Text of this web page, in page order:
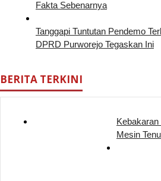
Fakta Sebenarnya
Tanggapi Tuntutan Pendemo
DPRD Purworejo Tegaskan Ini
BERITA TERKINI
Mesin